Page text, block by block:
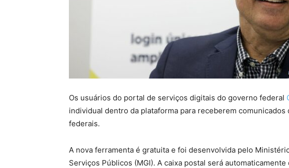
Os usuários do portal de serviços digitais do governo federal
individual dentro da plataforma para receberem
federais.
A nova ferramenta é gratuita e foi desenvolvida pelo
Serviços Públicos (MGI). A caixa postal será